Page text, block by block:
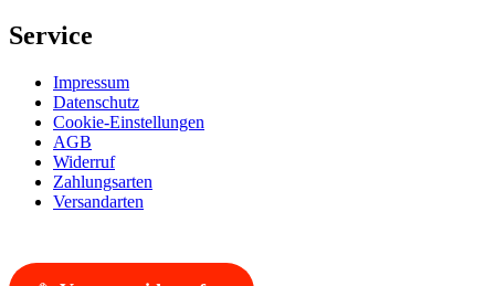
Service
Impressum
Datenschutz
Cookie-Einstellungen
AGB
Widerruf
Zahlungsarten
Versandarten